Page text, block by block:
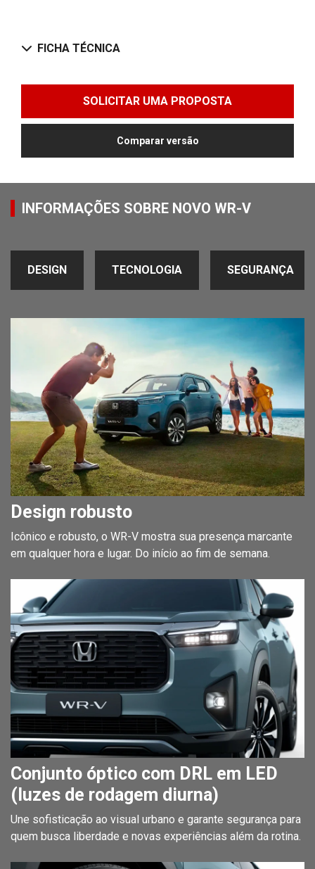
FICHA TÉCNICA
SOLICITAR UMA PROPOSTA
Comparar versão
INFORMAÇÕES SOBRE NOVO WR-V
DESIGN TECNOLOGIA SEGURANÇA
Design robusto
Icônico e robusto, o WR-V mostra sua presença marcante
em qualquer hora e lugar. Do início ao fim de semana.
Conjunto óptico com DRL em LED
(luzes de rodagem diurna)
Une sofisticação ao visual urbano e garante segurança para
quem busca liberdade e novas experiências além da rotina.